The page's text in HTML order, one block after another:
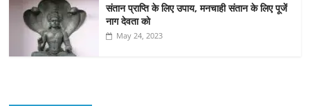
संतान प्राप्ति के लिए उपाय, मनचाही संतान के लिए पूजें
नाग देवता को
May 24, 2023